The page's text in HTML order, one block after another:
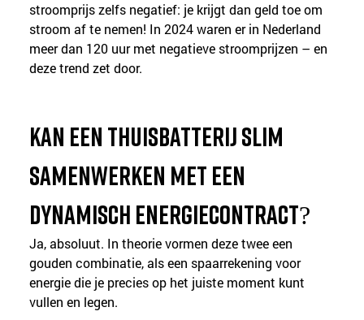
stroomprijs zelfs negatief: je krijgt dan geld toe om
stroom af te nemen! In 2024 waren er in Nederland
meer dan 120 uur met negatieve stroomprijzen – en
deze trend zet door.
Kan een thuisbatterij slim
samenwerken met een
dynamisch energiecontract?
Ja, absoluut. In theorie vormen deze twee een
gouden combinatie, als een spaarrekening voor
energie die je precies op het juiste moment kunt
vullen en legen.